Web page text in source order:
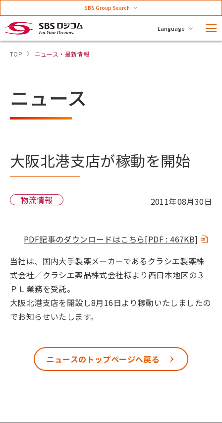
Language
SBS Group Search
TOP ニュース・最新情報
ニュース
大阪北港支店が稼動を開始
物流情報 2011年08月30日
PDF記事のダウンロードはこちら[PDF : 467KB]
当社は、国内大手製薬メーカーであるクラシエ製薬株
式会社／クラシエ薬品株式会社様より西日本地区の３
ＰＬ業務を受託。
大阪北港支店を開設し8月16日より稼動いたしましたの
でお知らせいたします。
ニュースのトップページへ戻る